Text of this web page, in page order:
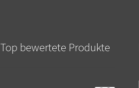
Top bewertete Produkte